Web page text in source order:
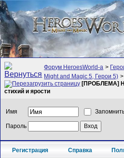
Форум HeroesWorld-а >
Might and Magic 5, Герои 5)
[ПРОБЛЕМА]
стихий и ярости
Имя
Пароль
Регистрация Справка